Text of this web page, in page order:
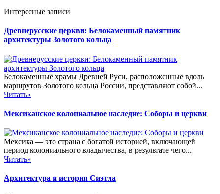
Интересные записи
Древнерусские церкви: Белокаменный памятник
архитектуры Золотого кольца
Белокаменные храмы Древней Руси, расположенные вдоль
маршрутов Золотого кольца России, представляют собой...
Читать»
Мексиканское колониальное наследие: Соборы и церкви
Мексика — это страна с богатой историей, включающей
период колониального владычества, в результате чего...
Читать»
Архитектура и история Сиэтла